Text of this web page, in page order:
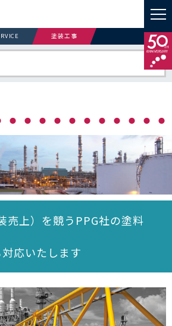
塗装工事
販売・レンタル
売上）を競うPPG社の塗料
応いたします